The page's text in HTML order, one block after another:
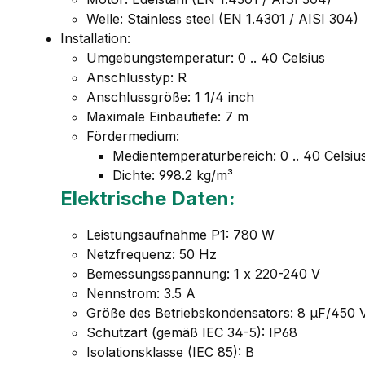
Welle: Stainless steel (EN 1.4301 / AISI 304)
Installation:
Umgebungstemperatur: 0 .. 40 Celsius
Anschlusstyp: R
Anschlussgröße: 1 1/4 inch
Maximale Einbautiefe: 7 m
Fördermedium:
Medientemperaturbereich: 0 .. 40
Dichte: 998.2 kg/m³
Elektrische Daten:
Leistungsaufnahme P1: 780 W
Netzfrequenz: 50 Hz
Bemessungsspannung: 1 x 220-240 V
Nennstrom: 3.5 A
Größe des Betriebskondensators: 8 µF/450
Schutzart (gemäß IEC 34-5): IP68
Isolationsklasse (IEC 85): B